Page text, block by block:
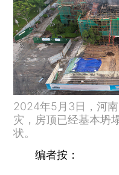
2024年5月3日，河
灾，房顶已经基本坍
状。
编者按：